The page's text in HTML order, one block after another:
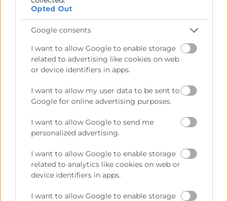
Opted Out
Google consents
I want to allow Google to enable storage
related to advertising like cookies on web
or device identifiers in apps.
I want to allow my user data to be sent to
Google for online advertising purposes.
I want to allow Google to send me
personalized advertising.
I want to allow Google to enable storage
related to analytics like cookies on web or
device identifiers in apps.
I want to allow Google to enable storage
Modalidad: Presencial
Más info
Estoy interesado
Contacto
963 190 020
formacion@mediterraneoculinary.com